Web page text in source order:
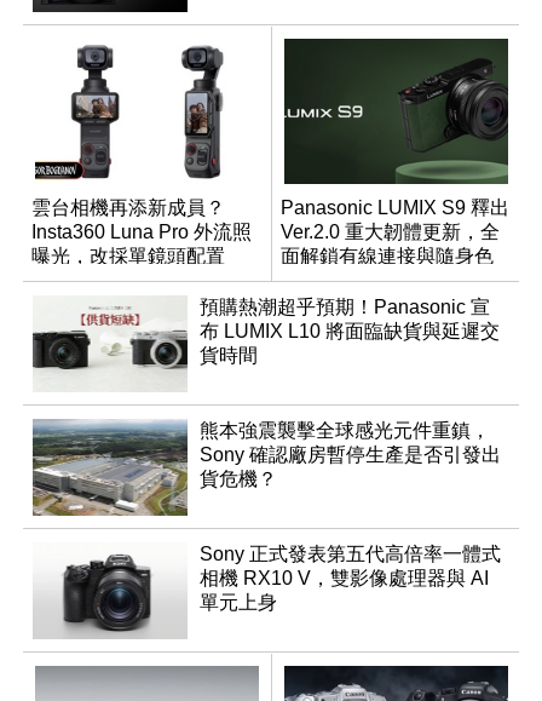
雲台相機再添新成員？
Insta360 Luna Pro 外流照
曝光，改採單鏡頭配置
Panasonic LUMIX S9 釋出
Ver.2.0 重大韌體更新，全
面解鎖有線連接與隨身色
調編輯
預購熱潮超乎預期！Panasonic 宣
布 LUMIX L10 將面臨缺貨與延遲交
貨時間
熊本強震襲擊全球感光元件重鎮，
Sony 確認廠房暫停生產是否引發出
貨危機？
Sony 正式發表第五代高倍率一體式
相機 RX10 V，雙影像處理器與 AI
單元上身